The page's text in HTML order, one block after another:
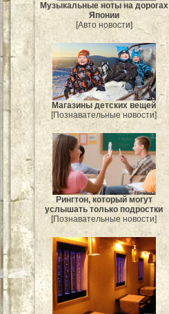
Музыкальные ноты на дорогах
Японии
[Авто новости]
Магазины детских вещей
[Познавательные новости]
Рингтон, который могут
услышать только подростки
[Познавательные новости]